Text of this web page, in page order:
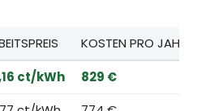
KOSTEN PRO JAHR*
ct/kWh
829 €